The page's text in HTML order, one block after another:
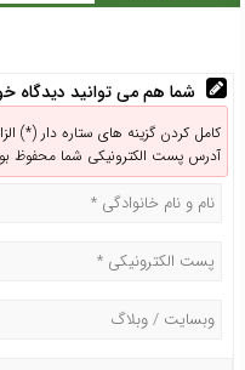
شما هم می توانید دیدگاه
کامل کردن گزینه های ستاره دار (*)
آدرس پست الکترونیکی شما محفوظ